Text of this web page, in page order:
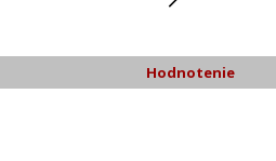
Hodnotenie